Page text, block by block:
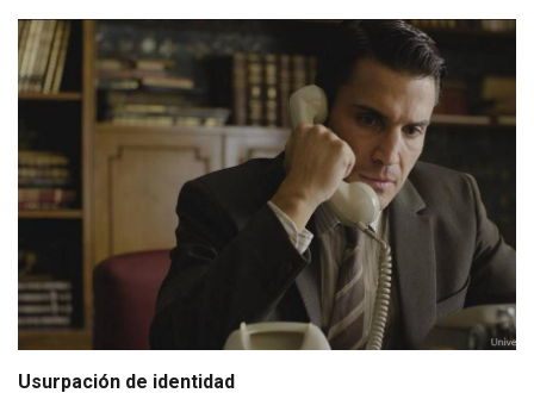
Usurpación de identidad